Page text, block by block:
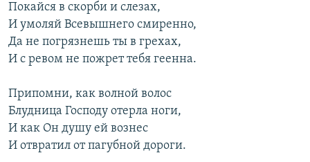
Покайся в скорби и слезах,
И умоляй Всевышнего смиренно,
Да не погрязнешь ты в грехах,
И с ревом не пожрет тебя геенна.
Припомни, как волной волос
Блудница Господу отерла ноги,
И как Он душу ей вознес
И отвратил от пагубной дороги.